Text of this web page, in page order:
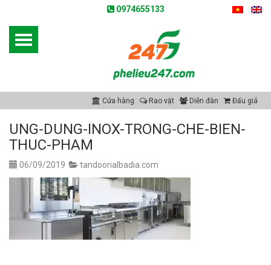
0974655133
Cửa hàng Rao vặt Diễn đàn Đấu giá
UNG-DUNG-INOX-TRONG-CHE-BIEN-
THUC-PHAM
06/09/2019 tandoorialbadia.com